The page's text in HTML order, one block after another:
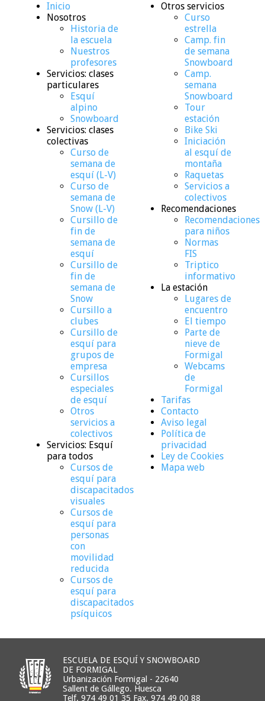
Inicio
Nosotros
Historia de
la escuela
Nuestros
profesores
Servicios: clases
particulares
Esquí
alpino
Snowboard
Servicios: clases
colectivas
Curso de
semana de
esquí (L-V)
Curso de
semana de
Snow (L-V)
Cursillo de
fin de
semana de
esquí
Cursillo de
fin de
semana de
Snow
Cursillo a
clubes
Cursillo de
esquí para
grupos de
empresa
Cursillos
especiales
de esquí
Otros
servicios a
colectivos
Servicios: Esquí
para todos
Cursos de
esquí para
discapacitados
visuales
Cursos de
esquí para
personas
con
movilidad
reducida
Cursos de
esquí para
discapacitados
psíquicos
Otros servicios
Curso
estrella
Camp. fin
de semana
Snowboard
Camp.
semana
Snowboard
Tour
estación
Bike Ski
Iniciación
al esquí de
montaña
Raquetas
Servicios a
colectivos
Recomendaciones
Recomendaciones
para niños
Normas
FIS
Triptico
informativo
La estación
Lugares de
encuentro
El tiempo
Parte de
nieve de
Formigal
Webcams
de
Formigal
Tarifas
Contacto
Aviso legal
Política de
privacidad
Ley de Cookies
Mapa web
ESCUELA DE ESQUÍ Y SNOWBOARD
DE FORMIGAL
Urbanización Formigal - 22640
Sallent de Gállego. Huesca
Telf. 974 49 01 35 Fax. 974 49 00 88